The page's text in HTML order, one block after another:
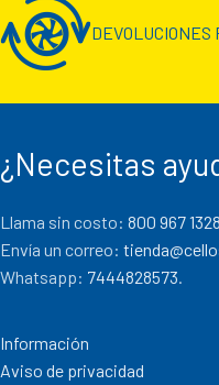
DEVOLUCIONES
¿Necesitas
Llama sin costo: 800 967
Envía un correo:
Whatsapp: 7444828573.
Información
Aviso de privacidad